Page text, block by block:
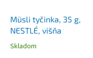
Müsli tyčinka, 35 g,
NESTLÉ, višňa
Skladom